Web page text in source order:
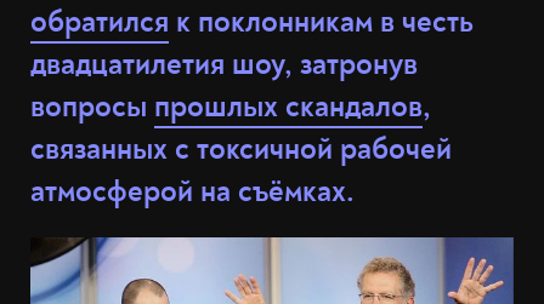
обратился к поклонникам в честь
двадцатилетия шоу, затронув
вопросы прошлых скандалов,
связанных с токсичной рабочей
атмосферой на съёмках.